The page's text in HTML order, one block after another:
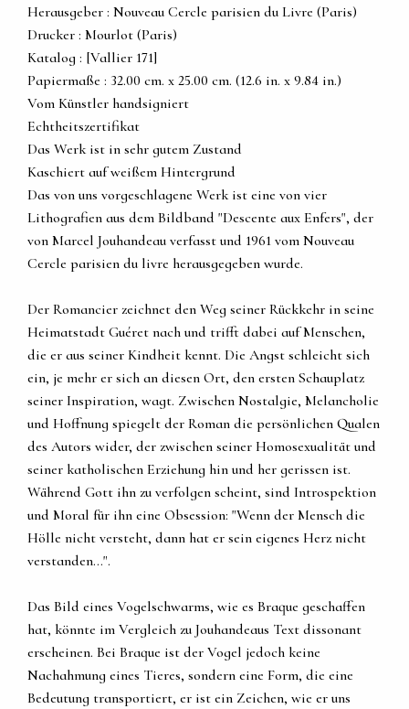
Herausgeber : Nouveau Cercle parisien du Livre (Paris)
Drucker : Mourlot (Paris)
Katalog : [Vallier 171]
Papiermaße : 32.00 cm. x 25.00 cm. (12.6 in. x 9.84 in.)
Vom Künstler handsigniert
Echtheitszertifikat
Das Werk ist in sehr gutem Zustand
Kaschiert auf weißem Hintergrund
Das von uns vorgeschlagene Werk ist eine von vier
Lithografien aus dem Bildband "Descente aux Enfers", der
von Marcel Jouhandeau verfasst und 1961 vom Nouveau
Cercle parisien du livre herausgegeben wurde.
Der Romancier zeichnet den Weg seiner Rückkehr in seine
Heimatstadt Guéret nach und trifft dabei auf Menschen,
die er aus seiner Kindheit kennt. Die Angst schleicht sich
ein, je mehr er sich an diesen Ort, den ersten Schauplatz
seiner Inspiration, wagt. Zwischen Nostalgie, Melancholie
und Hoffnung spiegelt der Roman die persönlichen Qualen
des Autors wider, der zwischen seiner Homosexualität und
seiner katholischen Erziehung hin und her gerissen ist.
Während Gott ihn zu verfolgen scheint, sind Introspektion
und Moral für ihn eine Obsession: "Wenn der Mensch die
Hölle nicht versteht, dann hat er sein eigenes Herz nicht
verstanden...".
Das Bild eines Vogelschwarms, wie es Braque geschaffen
hat, könnte im Vergleich zu Jouhandeaus Text dissonant
erscheinen. Bei Braque ist der Vogel jedoch keine
Nachahmung eines Tieres, sondern eine Form, die eine
Bedeutung transportiert, er ist ein Zeichen, wie er uns